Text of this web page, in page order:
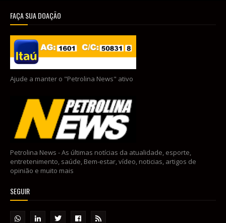
FAÇA SUA DOAÇÃO
Ajude a manter o "Petrolina News" ativo
Petrolina News - As últimas notícias da atualidade, esporte,
entretenimento, saúde, Bem-estar, vídeo, noticias, artigos de
opinião e muito mais
SEGUIR